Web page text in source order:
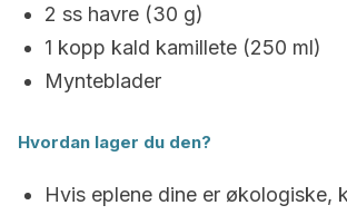
2 ss havre (30 g)
1 kopp kald kamillete (250 ml)
Mynteblader
Hvordan lager du den?
Hvis eplene dine er økologiske,